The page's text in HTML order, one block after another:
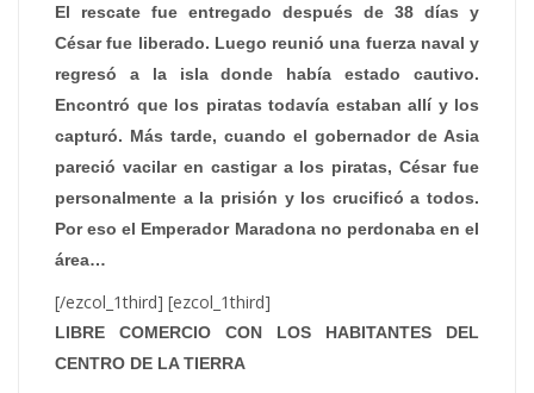
El rescate fue entregado después de 38 días y
César fue liberado. Luego reunió una fuerza naval y
regresó a la isla donde había estado cautivo.
Encontró que los piratas todavía estaban allí y los
capturó. Más tarde, cuando el gobernador de Asia
pareció vacilar en castigar a los piratas, César fue
personalmente a la prisión y los crucificó a todos.
Por eso el Emperador Maradona no perdonaba en el
área…
[/ezcol_1third] [ezcol_1third]
LIBRE COMERCIO CON LOS HABITANTES DEL
CENTRO DE LA TIERRA